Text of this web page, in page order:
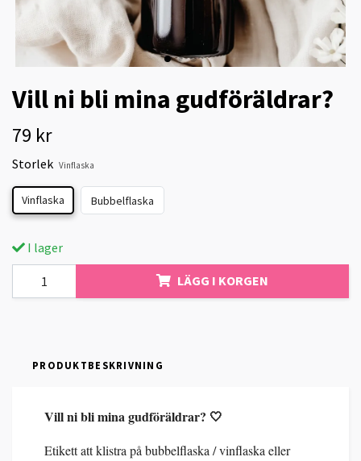
Vill ni bli mina gudföräldrar?
79 kr
Storlek Vinflaska
Vinflaska Bubbelflaska
I lager
LÄGG I KORGEN
PRODUKTBESKRIVNING
Vill ni bli mina gudföräldrar? 🤍
Etikett att klistra på bubbelflaska / vinflaska eller